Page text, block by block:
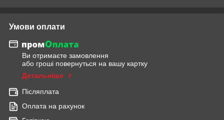
Умови оплати
Ви отримаєте замовлення
або гроші повернуться на вашу картку
Детальніше
Післяплата
Оплата на рахунок